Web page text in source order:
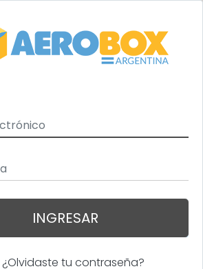
INGRESAR
¿Olvidaste tu contraseña?